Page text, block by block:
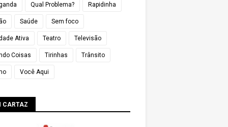
Qual Problema? Rapidinha
Saúde Sem foco
Ativa Teatro Televisão
Coisas Tirinhas Trânsito
Você Aqui
CARTAZ